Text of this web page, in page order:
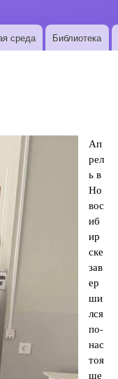
среда Библиотека
Ап
рел
ь в
Но
вос
иб
ир
ске
зав
ер
ши
лся
по-
нас
тоя
ще